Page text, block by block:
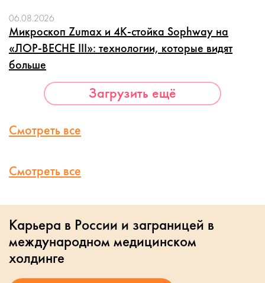
06.08.2026
Микроскоп Zumax и 4K-стойка Sophway на
«ЛОР-ВЕСНЕ III»: технологии, которые видят
больше
Загрузить ещё
Смотреть все
Смотреть все
Карьера в России и заграницей в
международном медицинском
холдинге